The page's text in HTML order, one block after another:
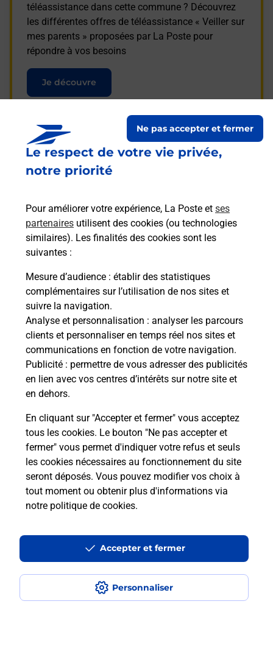
Le respect de votre vie privée,
notre priorité
Pour améliorer votre expérience, La Poste et ses
partenaires utilisent des cookies (ou technologies
similaires). Les finalités des cookies sont les
suivantes :
Mesure d’audience : établir des statistiques
complémentaires sur l’utilisation de nos sites et
suivre la navigation.
Analyse et personnalisation : analyser les parcours
clients et personnaliser en temps réel nos sites et
communications en fonction de votre navigation.
Publicité : permettre de vous adresser des publicités
en lien avec vos centres d’intérêts sur notre site et
en dehors.
En cliquant sur "Accepter et fermer" vous acceptez
tous les cookies. Le bouton "Ne pas accepter et
fermer" vous permet d'indiquer votre refus et seuls
les cookies nécessaires au fonctionnement du site
seront déposés. Vous pouvez modifier vos choix à
tout moment ou obtenir plus d'informations via
notre politique de cookies.
Personnaliser
Ne pas accepter et fermer
Accepter et fermer
téléassistance dans cette commune ? Découvrez
les différentes offres de téléassistance « Veiller sur
mes parents » proposées par La Poste pour
répondre à vos besoins
Je découvre
Questions fréquemment
posées
La téléassistance classique avec
médaillon d’alarme qu’est ce que
c’est ?
Comment fonctionne la
téléassistance classique ?
Comment est installée la
téléassistance classique ?
Localiser Liste
Liste - téléassistance
Aisne - téléassistance
Crouy - téléassistance
Accessibilité : partiellement conforme
Conditions contractuelles
Mentions légales